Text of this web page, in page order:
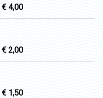
€ 4,00
€ 2,00
€ 1,50